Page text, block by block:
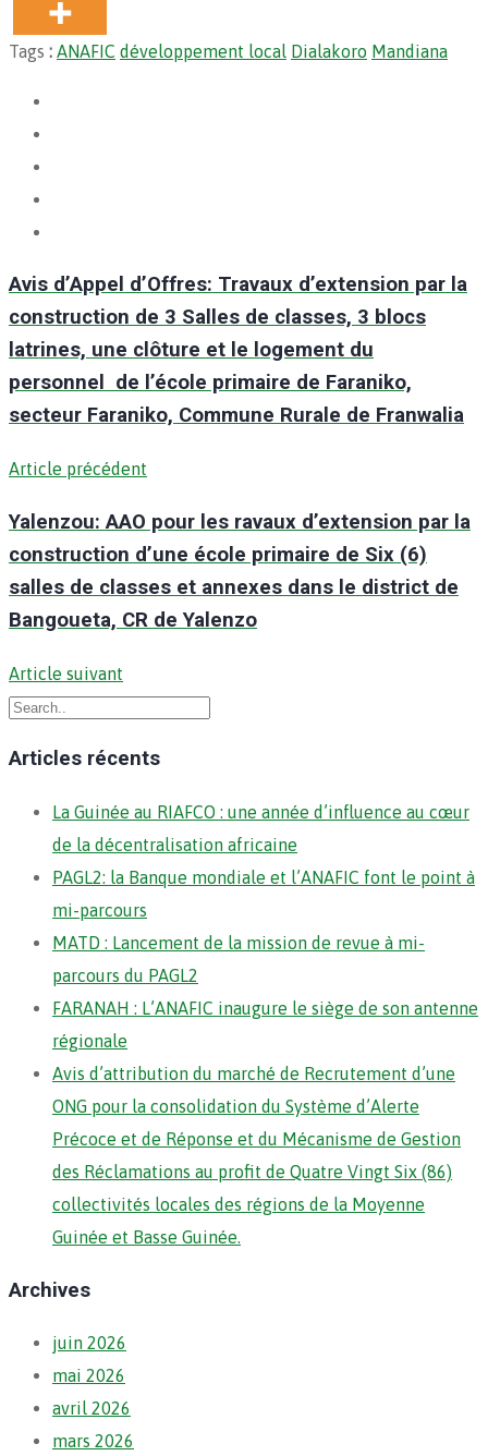
Tags : ANAFIC développement local Dialakoro Mandiana
Avis d’Appel d’Offres: Travaux d’extension par la
construction de 3 Salles de classes, 3 blocs
latrines, une clôture et le logement du
personnel de l’école primaire de Faraniko,
secteur Faraniko, Commune Rurale de Franwalia
Article précédent
Yalenzou: AAO pour les ravaux d’extension par la
construction d’une école primaire de Six (6)
salles de classes et annexes dans le district de
Bangoueta, CR de Yalenzo
Article suivant
Articles récents
La Guinée au RIAFCO : une année d’influence au cœur
de la décentralisation africaine
PAGL2: la Banque mondiale et l’ANAFIC font le point à
mi-parcours
MATD : Lancement de la mission de revue à mi-
parcours du PAGL2
FARANAH : L’ANAFIC inaugure le siège de son antenne
régionale
Avis d’attribution du marché de Recrutement d’une
ONG pour la consolidation du Système d’Alerte
Précoce et de Réponse et du Mécanisme de Gestion
des Réclamations au profit de Quatre Vingt Six (86)
collectivités locales des régions de la Moyenne
Guinée et Basse Guinée.
Archives
juin 2026
mai 2026
avril 2026
mars 2026